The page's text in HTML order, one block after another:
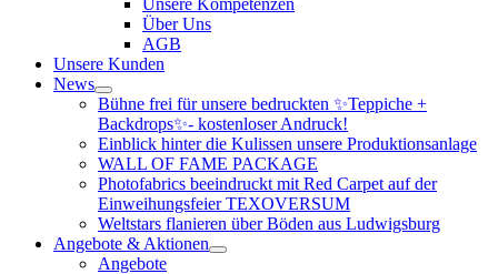
Unsere Kompetenzen
Über Uns
AGB
Unsere Kunden
News
Bühne frei für unsere bedruckten ✨Teppiche +
Backdrops✨- kostenloser Andruck!
Einblick hinter die Kulissen unsere Produktionsanlage
WALL OF FAME PACKAGE
Photofabrics beeindruckt mit Red Carpet auf der
Einweihungsfeier TEXOVERSUM
Weltstars flanieren über Böden aus Ludwigsburg
Angebote & Aktionen
Angebote